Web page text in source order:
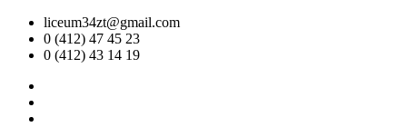
liceum34zt@gmail.com
0 (412) 47 45 23
0 (412) 43 14 19